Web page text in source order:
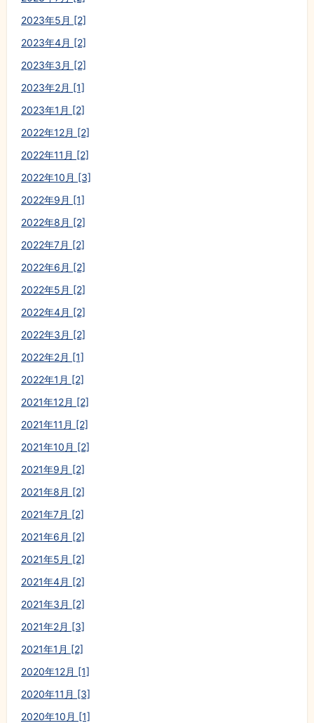
2023年5月 [2]
2023年4月 [2]
2023年3月 [2]
2023年2月 [1]
2023年1月 [2]
2022年12月 [2]
2022年11月 [2]
2022年10月 [3]
2022年9月 [1]
2022年8月 [2]
2022年7月 [2]
2022年6月 [2]
2022年5月 [2]
2022年4月 [2]
2022年3月 [2]
2022年2月 [1]
2022年1月 [2]
2021年12月 [2]
2021年11月 [2]
2021年10月 [2]
2021年9月 [2]
2021年8月 [2]
2021年7月 [2]
2021年6月 [2]
2021年5月 [2]
2021年4月 [2]
2021年3月 [2]
2021年2月 [3]
2021年1月 [2]
2020年12月 [1]
2020年11月 [3]
2020年10月 [1]